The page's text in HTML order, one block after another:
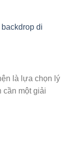
là lựa chọn lý
cần một giải